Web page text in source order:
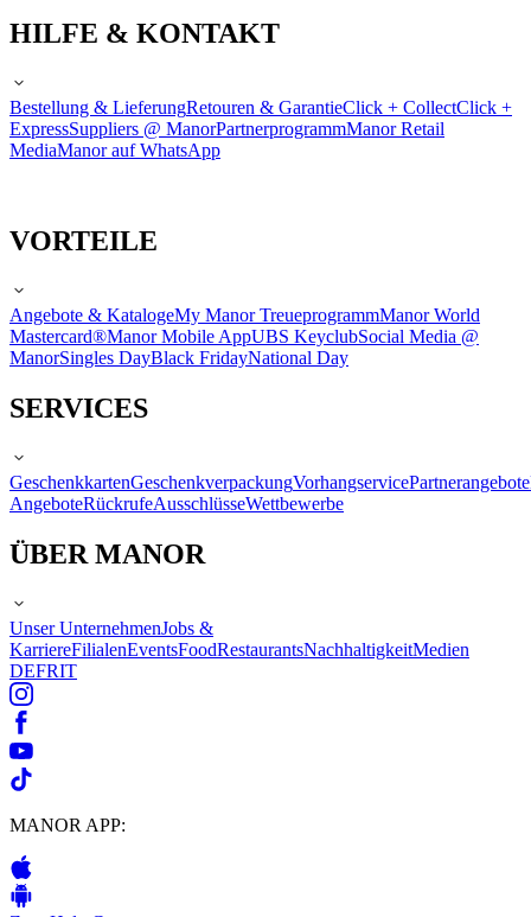
HILFE & KONTAKT
Bestellung & LieferungRetouren & GarantieClick + CollectClick +
ExpressSuppliers @ ManorPartnerprogrammManor Retail
MediaManor auf WhatsApp
VORTEILE
Angebote & KatalogeMy Manor TreueprogrammManor World
Mastercard®Manor Mobile AppUBS KeyclubSocial Media @
ManorSingles DayBlack FridayNational Day
SERVICES
GeschenkkartenGeschenkverpackungVorhangservicePartnerangebote
AngeboteRückrufeAusschlüsseWettbewerbe
ÜBER MANOR
Unser UnternehmenJobs &
KarriereFilialenEventsFoodRestaurantsNachhaltigkeitMedien
DEFRIT
MANOR APP: